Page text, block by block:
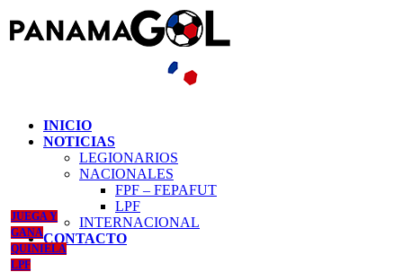
INICIO
NOTICIAS
LEGIONARIOS
NACIONALES
FPF – FEPAFUT
LPF
INTERNACIONAL
CONTACTO
JUEGA Y
GANA
QUINIELA
LPF